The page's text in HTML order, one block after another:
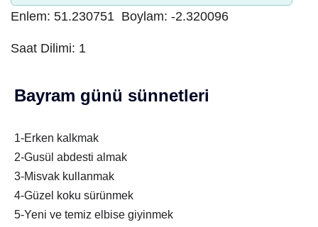
Enlem: 51.230751 Boylam: -2.320096
Saat Dilimi: 1
Bayram günü sünnetleri
1-Erken kalkmak
2-Gusül abdesti almak
3-Misvak kullanmak
4-Güzel koku sürünmek
5-Yeni ve temiz elbise giyinmek